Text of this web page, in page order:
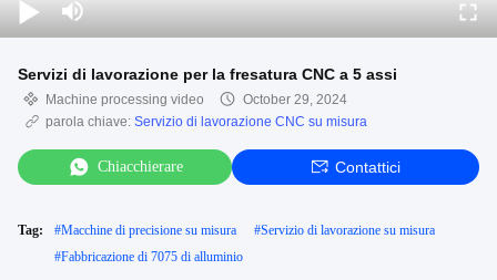
Servizi di lavorazione per la fresatura CNC a 5 assi
Machine processing video
October 29, 2024
parola chiave: Servizio di lavorazione CNC su misura
Chiacchierare Contattici
Tag: #Macchine di precisione su misura #Servizio di lavorazione su misura
#Fabbricazione di 7075 di alluminio